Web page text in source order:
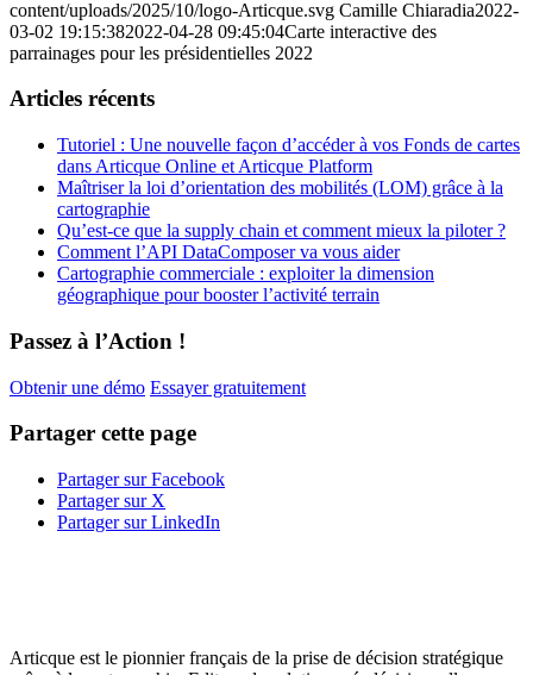
content/uploads/2025/10/logo-Articque.svg Camille Chiaradia2022-
03-02 19:15:382022-04-28 09:45:04Carte interactive des
parrainages pour les présidentielles 2022
Articles récents
Tutoriel : Une nouvelle façon d’accéder à vos Fonds de cartes
dans Articque Online et Articque Platform
Maîtriser la loi d’orientation des mobilités (LOM) grâce à la
cartographie
Qu’est-ce que la supply chain et comment mieux la piloter ?
Comment l’API DataComposer va vous aider
Cartographie commerciale : exploiter la dimension
géographique pour booster l’activité terrain
Passez à l’Action !
Obtenir une démo Essayer gratuitement
Partager cette page
Partager sur Facebook
Partager sur X
Partager sur LinkedIn
Articque est le pionnier français de la prise de décision stratégique